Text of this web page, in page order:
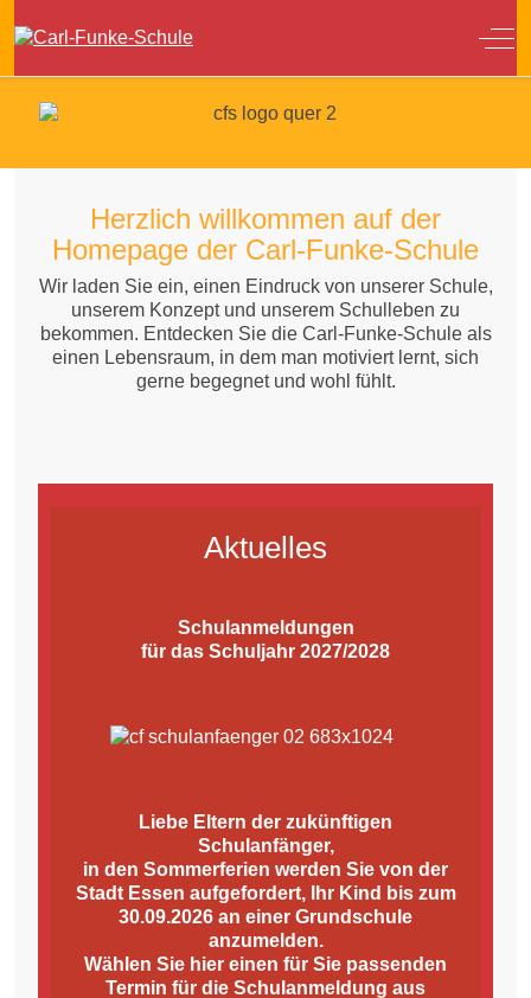
Off-
Herzlich willkommen auf der
Homepage der Carl-Funke-Schule
Wir laden Sie ein, einen Eindruck von unserer Schule,
unserem Konzept und unserem Schulleben zu
bekommen. Entdecken Sie die Carl-Funke-Schule als
einen Lebensraum, in dem man motiviert lernt, sich
gerne begegnet und wohl fühlt.
Aktuelles
Schulanmeldungen
für das Schuljahr 2027/2028
Liebe Eltern der zukünftigen
Schulanfänger,
in den Sommerferien werden Sie von der
Stadt Essen aufgefordert, Ihr Kind bis zum
30.09.2026 an einer Grundschule
anzumelden.
Wählen Sie hier einen für Sie passenden
Termin für die Schulanmeldung aus